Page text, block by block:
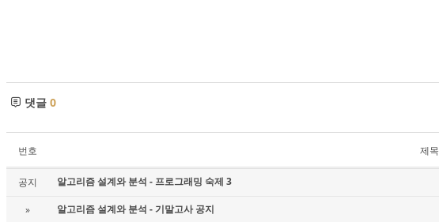
댓글 0
번호 제목
공지 알고리즘 설계와 분석 - 프로그래밍 숙제 3
» 알고리즘 설계와 분석 - 기말고사 공지